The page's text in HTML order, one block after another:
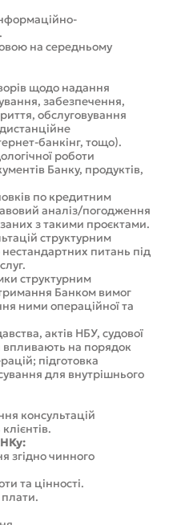
на середньому
щодо надання
забезпечення,
обслуговування
банкінг, тощо).
роботи
Банку, продуктів,
по кредитним
аналіз/погодження
з такими проєктами.
структурним
питань під
структурним
Банком вимог
ними операційної та
актів НБУ, судової
на порядок
підготовка
для внутрішнього
консультацій
згідно чинного
та цінності.
плати.